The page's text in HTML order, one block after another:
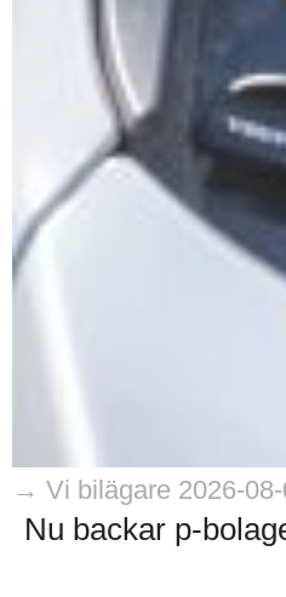
→ Vi bilägare 2026-
Nu backar p-